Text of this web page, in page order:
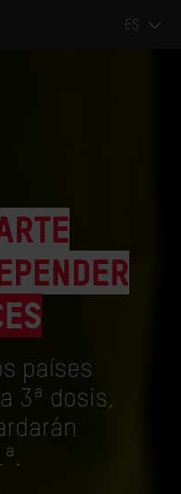
ES
países
3ª dosis,